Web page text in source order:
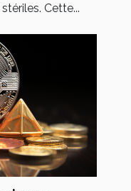
Cette...